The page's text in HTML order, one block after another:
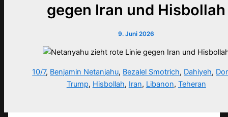
gegen Iran und Hisbollah
9. Juni 2026
10/7, Benjamin Netanjahu, Bezalel Smotrich, Dahiyeh,
Trump, Hisbollah, Iran, Libanon, Teheran